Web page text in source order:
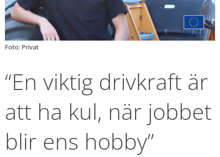
Foto: Privat
“En viktig drivkraft är
att ha kul, när jobbet
blir ens hobby”